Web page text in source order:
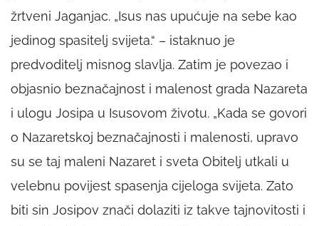
žrtveni Jaganjac. „Isus nas upućuje na sebe kao
jedinog spasitelj svijeta.“ – istaknuo je
predvoditelj misnog slavlja. Zatim je povezao i
objasnio beznačajnost i malenost grada Nazareta
i ulogu Josipa u Isusovom životu. „Kada se govori
o Nazaretskoj beznačajnosti i malenosti, upravo
su se taj maleni Nazaret i sveta Obitelj utkali u
velebnu povijest spasenja cijeloga svijeta. Zato
biti sin Josipov znači dolaziti iz takve tajnovitosti i